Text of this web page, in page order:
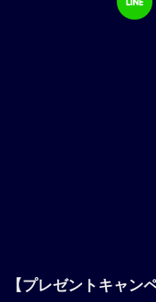
【プレゼントキャン